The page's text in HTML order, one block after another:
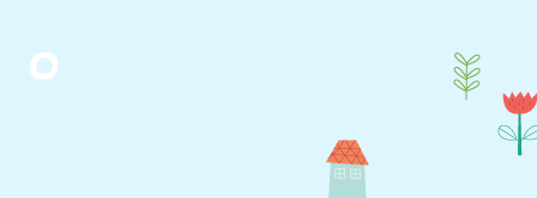
공지사항
복지관소식